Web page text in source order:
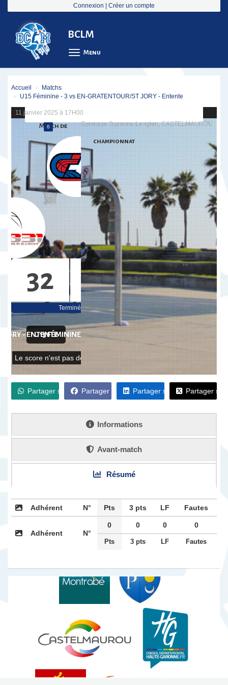
Connexion Créer un compte
BCLM
Menu
Accueil
Matchs
U15 Féminine - 3 vs EN-GRATENTOUR/ST JORY - Entente
11 janvier 2025 à 17H00
Gymnase Suzanne Lenglen, CASTELMAUROU
Match de
championnat
6
32 62
Terminé
U15 FÉMININE - 3
VS
JORY - ENTENTE
Le score n'est pas détaillé
Partager sur WhatsAppPartager sur FacebookPartager sur LinkedInPartager sur
Informations
Avant-match
Résumé
Adhérent N° Pts 3 pts LF Fautes
Adhérent N°
0 0 0 0
Pts 3 pts LF Fautes
Nos partenaires institutionnels
Panneau de gestion des cookies